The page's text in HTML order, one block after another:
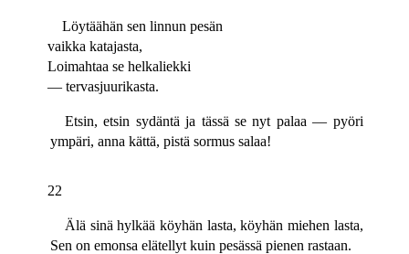
Löytäähän sen linnun pesän
vaikka katajasta,
Loimahtaa se helkaliekki
— tervasjuurikasta.
Etsin, etsin sydäntä ja tässä se nyt palaa — pyöri
ympäri, anna kättä, pistä sormus salaa!
22
Älä sinä hylkää köyhän lasta, köyhän miehen lasta,
Sen on emonsa elätellyt kuin pesässä pienen rastaan.